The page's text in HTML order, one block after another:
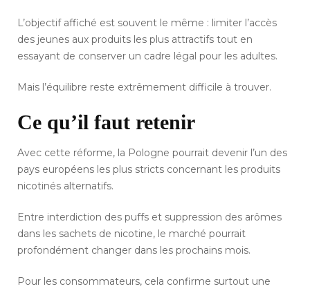
L’objectif affiché est souvent le même : limiter l’accès
des jeunes aux produits les plus attractifs tout en
essayant de conserver un cadre légal pour les adultes.
Mais l’équilibre reste extrêmement difficile à trouver.
Ce qu’il faut retenir
Avec cette réforme, la Pologne pourrait devenir l’un des
pays européens les plus stricts concernant les produits
nicotinés alternatifs.
Entre interdiction des puffs et suppression des arômes
dans les sachets de nicotine, le marché pourrait
profondément changer dans les prochains mois.
Pour les consommateurs, cela confirme surtout une